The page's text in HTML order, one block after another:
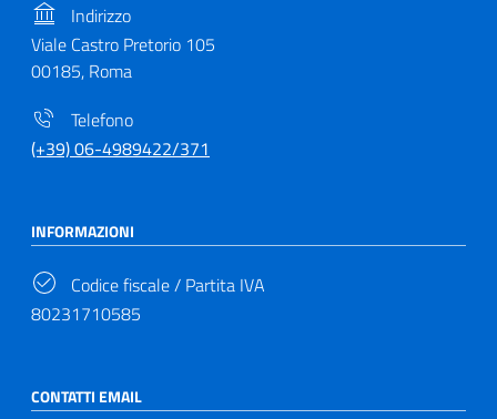
Indirizzo
Viale Castro Pretorio 105
00185, Roma
Telefono
(+39) 06-4989422/371
INFORMAZIONI
Codice fiscale / Partita IVA
80231710585
CONTATTI EMAIL